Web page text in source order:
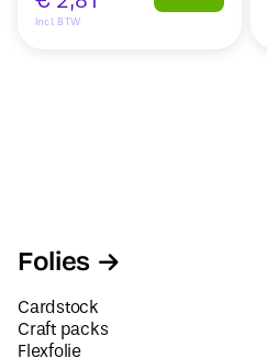
Incl. BTW
Folies
Cardstock
Craft packs
Flexfolie